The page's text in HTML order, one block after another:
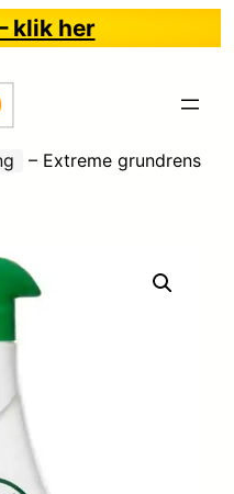
klik her
– Extreme grundrens